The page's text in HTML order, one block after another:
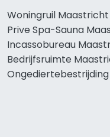
Woningruil Maastricht
Prive Spa-Sauna
Incassobureau
Bedrijfsruimte